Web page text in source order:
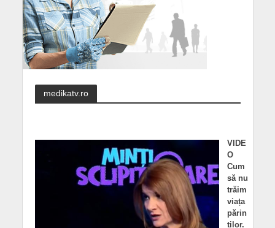
medikatv.ro
VIDE
O
Cum
să nu
trăim
viața
părin
ților.